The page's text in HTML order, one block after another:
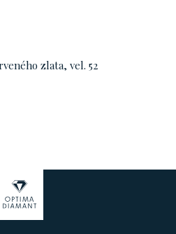
zlata, vel. 52